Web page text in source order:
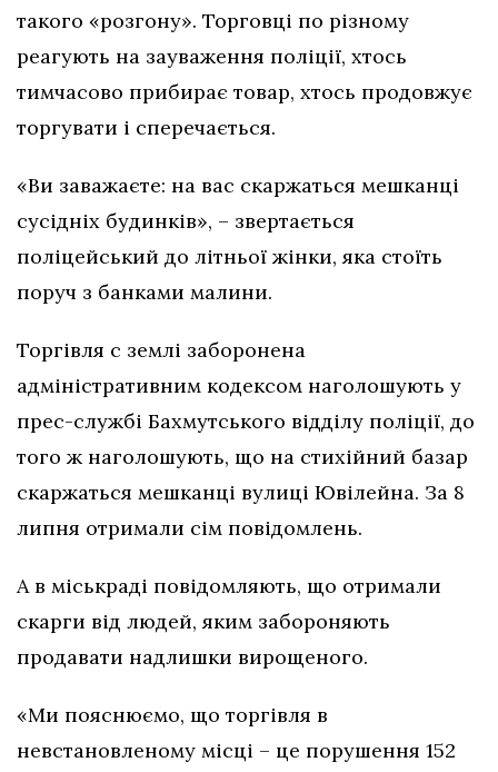
такого «розгону». Торговці по різному
реагують на зауваження поліції, хтось
тимчасово прибирає товар, хтось продовжує
торгувати і сперечається.
«Ви заважаєте: на вас скаржаться мешканці
сусідніх будинків», – звертається
поліцейський до літньої жінки, яка стоїть
поруч з банками малини.
Торгівля с землі заборонена
адміністративним кодексом наголошують у
прес-службі Бахмутського відділу поліції, до
того ж наголошують, що на стихійний базар
скаржаться мешканці вулиці Ювілейна. За 8
липня отримали сім повідомлень.
А в міськраді повідомляють, що отримали
скарги від людей, яким забороняють
продавати надлишки вирощеного.
«Ми пояснюємо, що торгівля в
невстановленому місці – це порушення 152